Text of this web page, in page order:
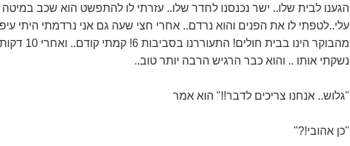
הגענו לבית שלו.. ישר נכנסנו לחדר שלו.. עזרתי לו להתפשט הוא שכב
עלי..לטפתי לו את הפנים והוא נרדם.. אחרי חצי שעה גם אני נרדמתי היתי
מהבוקר הינו בבית חולים! התעוררנו בסביבות 6! קמתי קודם.. ואחרי 10 דקות הוא קם..
נשקתי אותו .. והוא כבר הרגיש הרבה יותר טוב..
"גלוש.. אנחנו צריכים לדבר!!" הוא אמר
"כן אהובי!?"